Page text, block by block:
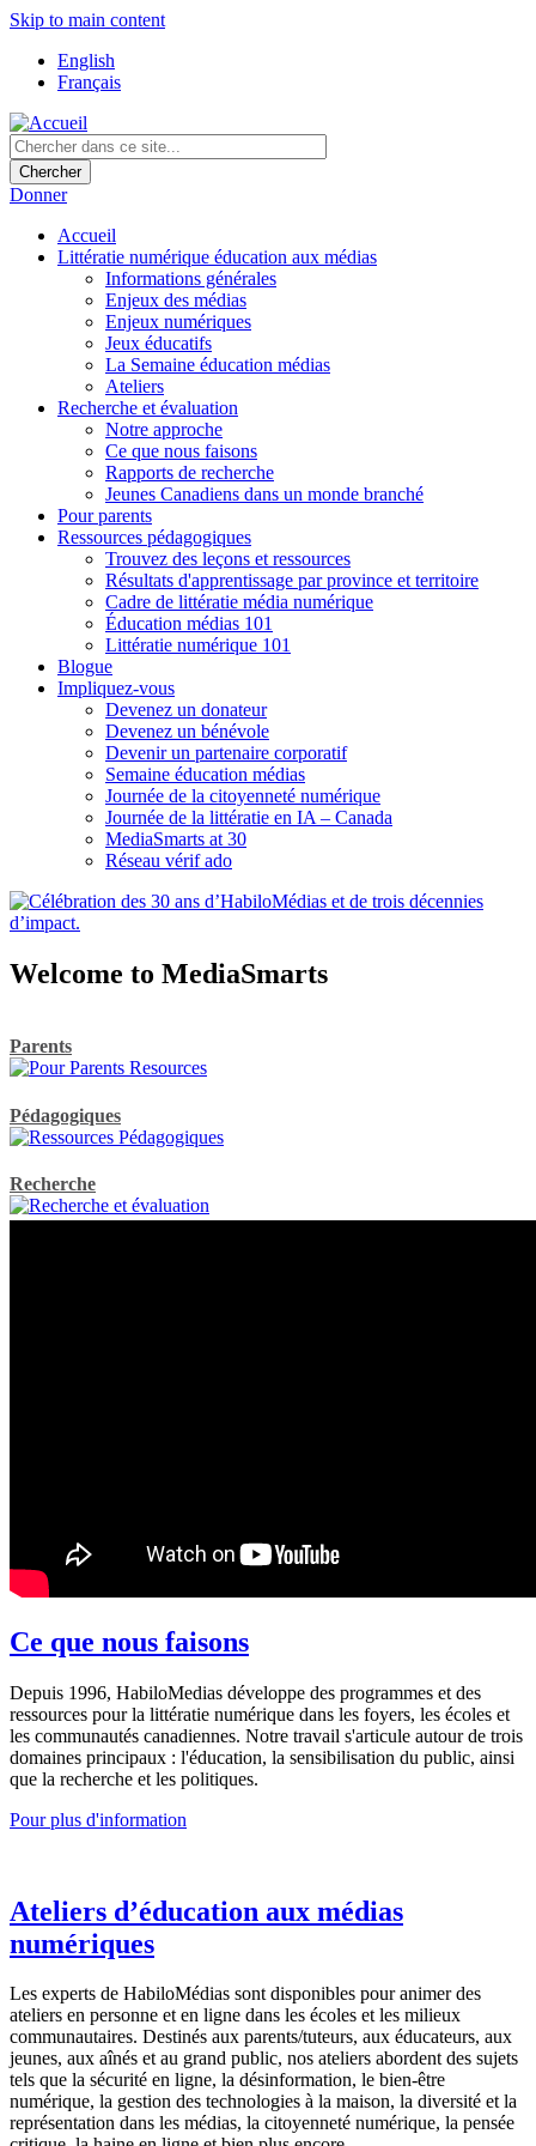
Skip to main content
English
Français
Donner
Accueil
Littératie numérique éducation aux médias
Informations générales
Enjeux des médias
Enjeux numériques
Jeux éducatifs
La Semaine éducation médias
Ateliers
Recherche et évaluation
Notre approche
Ce que nous faisons
Rapports de recherche
Jeunes Canadiens dans un monde branché
Pour parents
Ressources pédagogiques
Trouvez des leçons et ressources
Résultats d'apprentissage par province et territoire
Cadre de littératie média numérique
Éducation médias 101
Littératie numérique 101
Blogue
Impliquez-vous
Devenez un donateur
Devenez un bénévole
Devenir un partenaire corporatif
Semaine éducation médias
Journée de la citoyenneté numérique
Journée de la littératie en IA – Canada
MediaSmarts at 30
Réseau vérif ado
Welcome to MediaSmarts
Parents
Pédagogiques
Recherche
Ce que nous faisons
Depuis 1996, HabiloMedias développe des programmes et des
ressources pour la littératie numérique dans les foyers, les écoles et
les communautés canadiennes. Notre travail s'articule autour de trois
domaines principaux : l'éducation, la sensibilisation du public, ainsi
que la recherche et les politiques.
Pour plus d'information
Ateliers d’éducation aux médias
numériques
Les experts de HabiloMédias sont disponibles pour animer des
ateliers en personne et en ligne dans les écoles et les milieux
communautaires. Destinés aux parents/tuteurs, aux éducateurs, aux
jeunes, aux aînés et au grand public, nos ateliers abordent des sujets
tels que la sécurité en ligne, la désinformation, le bien-être
numérique, la gestion des technologies à la maison, la diversité et la
représentation dans les médias, la citoyenneté numérique, la pensée